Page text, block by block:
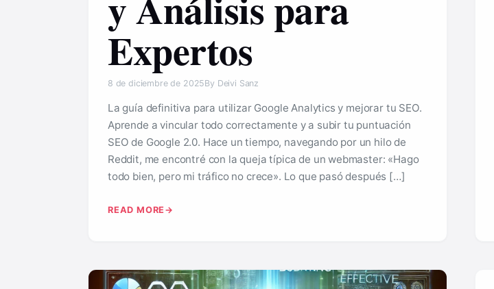
Expertos
8 de diciembre de 2025By Deivi Sanz
La guía definitiva para utilizar Google Analytics y mejorar tu SEO.
Aprende a vincular todo correctamente y a subir tu puntuación
SEO de Google 2.0. Hace un tiempo, navegando por un hilo de
Reddit, me encontré con la queja típica de un webmaster: «Hago
todo bien, pero mi tráfico no crece». Lo que pasó después […]
READ MORE